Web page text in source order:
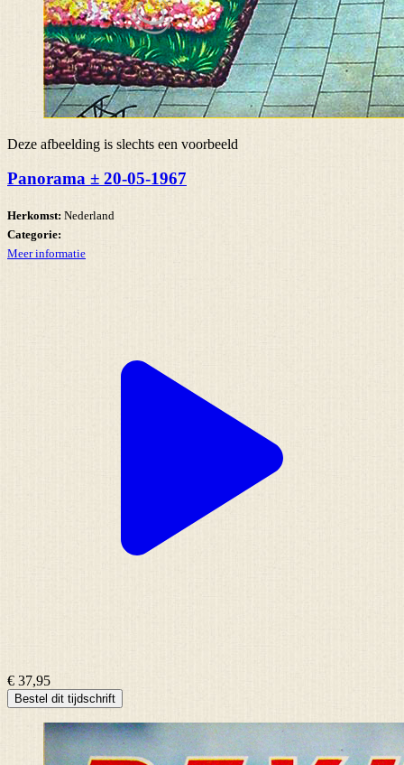
Deze afbeelding is slechts een voorbeeld
Panorama ± 20-05-1967
Herkomst: Nederland
Categorie:
Meer informatie
€ 37,95
Bestel dit tijdschrift